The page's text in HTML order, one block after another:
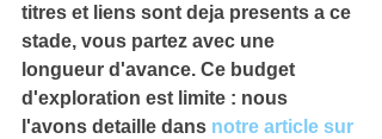
titres et liens sont deja presents a ce
stade, vous partez avec une
longueur d'avance. Ce budget
d'exploration est limite : nous
l'avons detaille dans notre article sur